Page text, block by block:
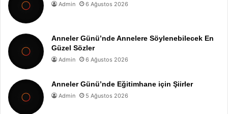
Admin 6 Ağustos 2026
Anneler Günü’nde Annelere Söylenebilecek En
Güzel Sözler
Admin 6 Ağustos 2026
Anneler Günü’nde Eğitimhane için Şiirler
Admin 5 Ağustos 2026